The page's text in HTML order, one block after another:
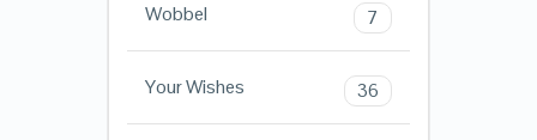
Wobbel 7
Your Wishes 36